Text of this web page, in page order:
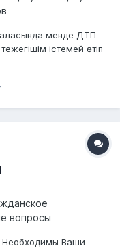
менде ДТП
істемей өтіп
1.094.000 ақша
ҚР ƏҚБТК-нің 468
вопросы
Необходимы Ваши